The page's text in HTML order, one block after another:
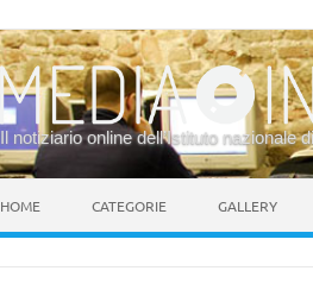
Il notiziario online dell’Istituto nazionale
HOME CATEGORIE GALLERY